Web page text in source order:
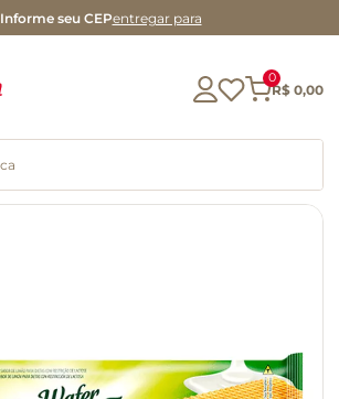
Informe seu CEPentregar para
0
R$ 0,00